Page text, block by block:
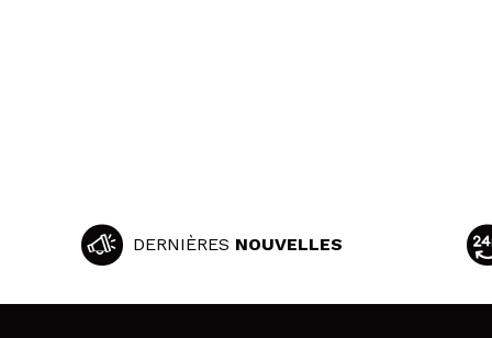
DERNIÈRES NOUVELLES